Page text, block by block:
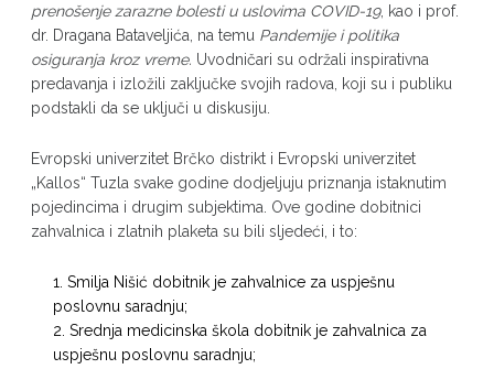
prenošenje zarazne bolesti u uslovima COVID-19, kao i prof.
dr. Dragana Bataveljića, na temu Pandemije i politika
osiguranja kroz vreme. Uvodničari su održali inspirativna
predavanja i izložili zaključke svojih radova, koji su i publiku
podstakli da se uključi u diskusiju.
Evropski univerzitet Brčko distrikt i Evropski univerzitet
„Kallos“ Tuzla svake godine dodjeljuju priznanja istaknutim
pojedincima i drugim subjektima. Ove godine dobitnici
zahvalnica i zlatnih plaketa su bili sljedeći, i to:
Smilja Nišić dobitnik je zahvalnice za uspješnu
poslovnu saradnju;
Srednja medicinska škola dobitnik je zahvalnica za
uspješnu poslovnu saradnju;